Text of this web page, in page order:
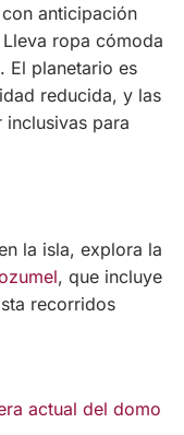
anticipación
ropa cómoda
El planetario es
reducida, y las
inclusivas para
la isla, explora la
, que incluye
recorridos
actual del domo